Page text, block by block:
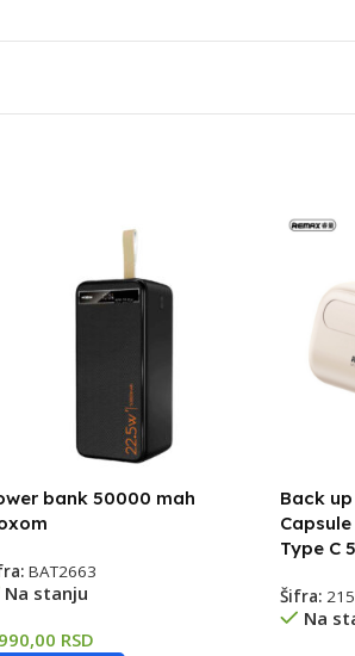
bank 50000 mah
BAT2663
Na stanju
RSD
Back
Type C
Šifra:
Na